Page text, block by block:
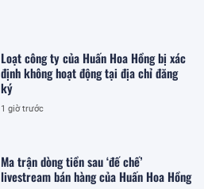
Loạt công ty của Huấn Hoa Hồng bị xác
định không hoạt động tại địa chỉ đăng
ký
1 giờ trước
Ma trận dòng tiền sau ‘đế chế’
livestream bán hàng của Huấn Hoa Hồng